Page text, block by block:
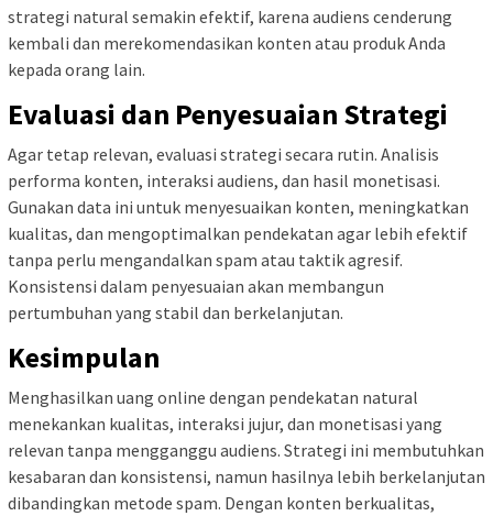
strategi natural semakin efektif, karena audiens cenderung
kembali dan merekomendasikan konten atau produk Anda
kepada orang lain.
Evaluasi dan Penyesuaian Strategi
Agar tetap relevan, evaluasi strategi secara rutin. Analisis
performa konten, interaksi audiens, dan hasil monetisasi.
Gunakan data ini untuk menyesuaikan konten, meningkatkan
kualitas, dan mengoptimalkan pendekatan agar lebih efektif
tanpa perlu mengandalkan spam atau taktik agresif.
Konsistensi dalam penyesuaian akan membangun
pertumbuhan yang stabil dan berkelanjutan.
Kesimpulan
Menghasilkan uang online dengan pendekatan natural
menekankan kualitas, interaksi jujur, dan monetisasi yang
relevan tanpa mengganggu audiens. Strategi ini membutuhkan
kesabaran dan konsistensi, namun hasilnya lebih berkelanjutan
dibandingkan metode spam. Dengan konten berkualitas,